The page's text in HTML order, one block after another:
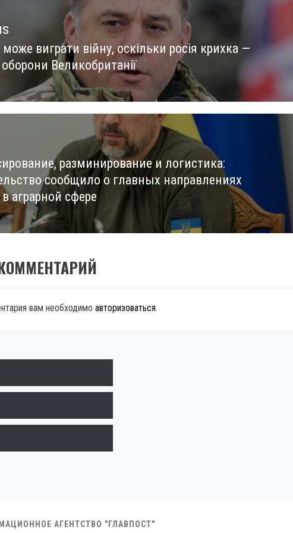
може виграти війну, оскільки росія крихка —
оборони Великобританії
разминирование и логистика:
сообщило о главных направлениях
аграрной сфере
вам необходимо авторизоваться.
АГЕНТСТВО "ГЛАВПОСТ"